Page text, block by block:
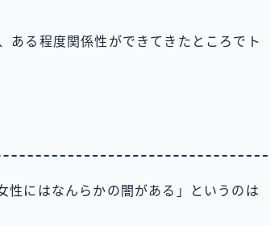
ある程度関係性ができてきたところでト
性にはなんらかの闇がある」というのは